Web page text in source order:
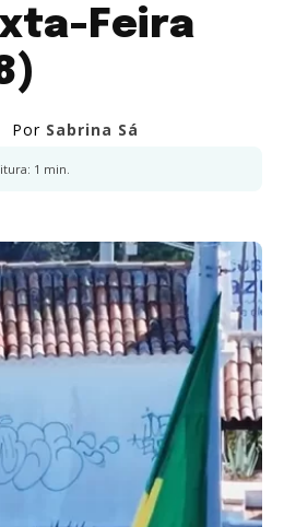
Feira
Por Sabrina Sá
1 min.